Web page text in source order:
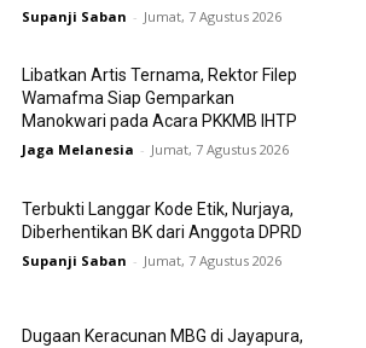
Supanji Saban - Jumat, 7 Agustus 2026
Libatkan Artis Ternama, Rektor Filep
Wamafma Siap Gemparkan
Manokwari pada Acara PKKMB IHTP
Jaga Melanesia - Jumat, 7 Agustus 2026
Terbukti Langgar Kode Etik, Nurjaya,
Diberhentikan BK dari Anggota DPRD
Supanji Saban - Jumat, 7 Agustus 2026
Dugaan Keracunan MBG di Jayapura,